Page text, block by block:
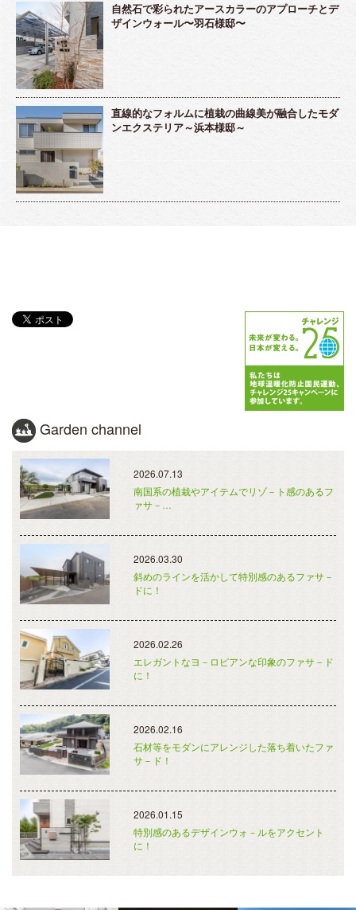
自然石で彩られたアースカラーのアプローチとデ
ザインウォール〜羽石様邸〜
直線的なフォルムに植栽の曲線美が融合したモダ
ンエクステリア～浜本様邸～
Garden channel
2026.07.13
南国系の植栽やアイテムでリゾ－ト感のあるフ
ァサ－…
2026.03.30
斜めのラインを活かして特別感のあるファサ－
ドに！
2026.02.26
エレガントなヨ－ロピアンな印象のファサ－ド
に！
2026.02.16
石材等をモダンにアレンジした落ち着いたファ
サ－ド！
2026.01.15
特別感のあるデザインウォ－ルをアクセント
に！